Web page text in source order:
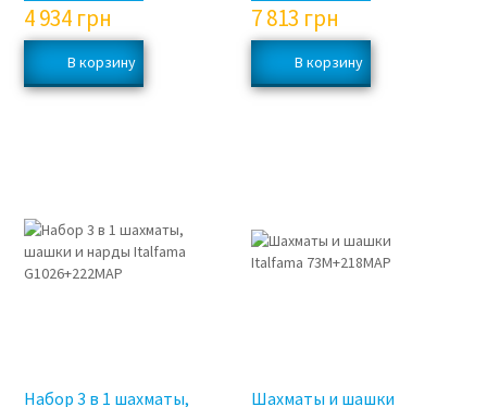
4 934 грн 7 813 грн
Набор 3 в 1 шахматы,
Шахматы и шашки